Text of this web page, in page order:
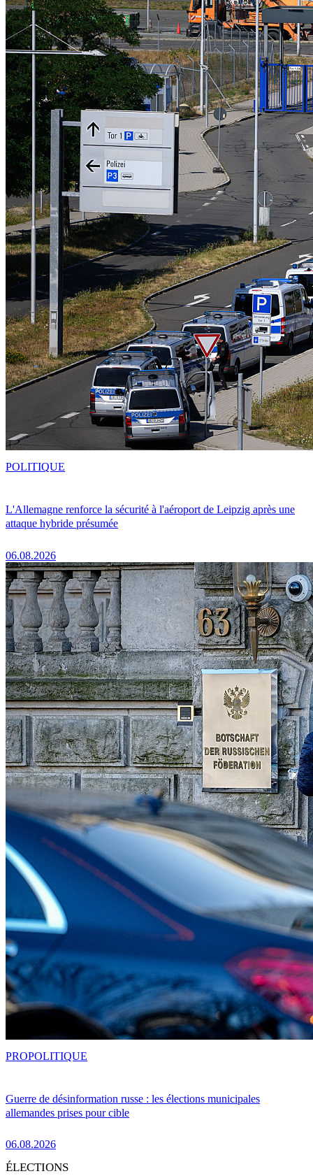
L'Allemagne renforce la sécurité à l'aéroport de Leipzig après une
attaque hybride présumée
06.08.2026
POLITIQUE
Guerre de désinformation russe : les élections municipales
allemandes prises pour cible
06.08.2026
PROPOLITIQUE
ÉLECTIONS